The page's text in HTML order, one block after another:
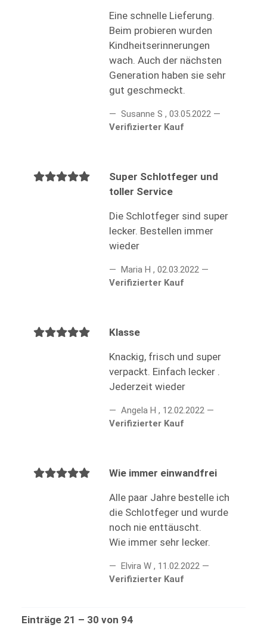
Eine schnelle Lieferung.
Beim probieren wurden
Kindheitserinnerungen
wach. Auch der nächsten
Generation haben sie sehr
gut geschmeckt.
Susanne S , 03.05.2022
Verifizierter Kauf
Super Schlotfeger und
toller Service
Die Schlotfeger sind super
lecker. Bestellen immer
wieder
Maria H , 02.03.2022
Verifizierter Kauf
Klasse
Knackig, frisch und super
verpackt. Einfach lecker .
Jederzeit wieder
Angela H , 12.02.2022
Verifizierter Kauf
Wie immer einwandfrei
Alle paar Jahre bestelle ich
die Schlotfeger und wurde
noch nie enttäuscht.
Wie immer sehr lecker.
Elvira W , 11.02.2022
Verifizierter Kauf
Einträge 21 – 30 von 94